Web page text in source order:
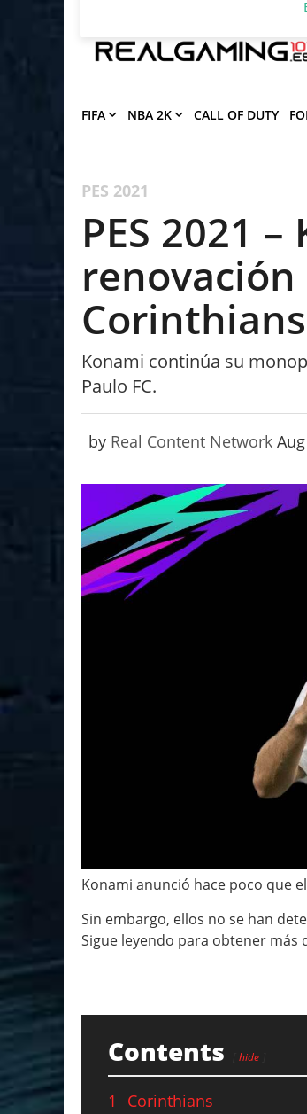
Deja que Gfinity
notificaciones de los
FIFA NBA 2K CALL OF DUTY
PES 2021
PES 2021
Corinthians
Konami continúa su
Paulo FC.
by Real Content Network
Konami anunció hace poco que
Sin embargo, ellos no se han
Sigue leyendo para obtener más
Contents hide
1
Corinthians